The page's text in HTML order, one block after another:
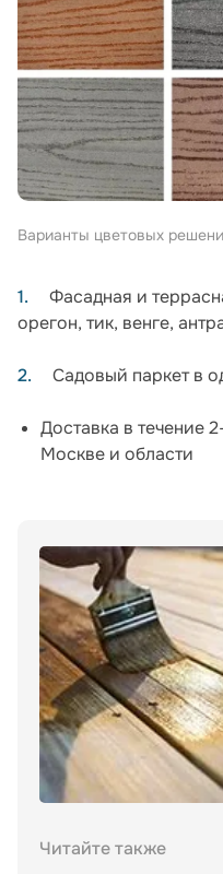
Варианты цветовых
Фасадная и
орегон, тик, венге,
Садовый паркет в
Доставка в течение
Москве и области
Читайте также